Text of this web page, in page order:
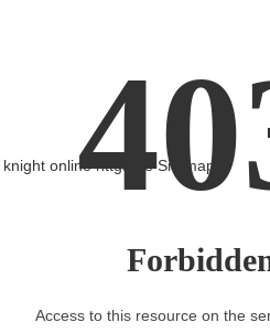
knight online nttgame Sitemap
Access to this resource on the